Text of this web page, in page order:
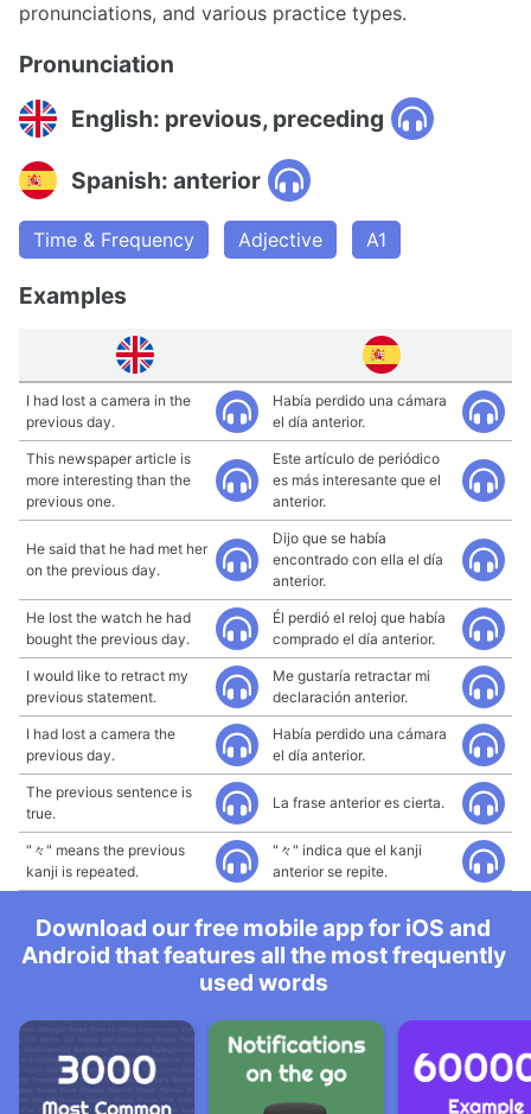
pronunciations, and various practice types.
Pronunciation
English: previous, preceding
Spanish: anterior
Time & Frequency Adjective A1
Examples
I had lost a camera in the
previous day.
Había perdido una cámara
el día anterior.
This newspaper article is
more interesting than the
previous one.
Este artículo de periódico
es más interesante que el
anterior.
He said that he had met her
on the previous day.
Dijo que se había
encontrado con ella el día
anterior.
He lost the watch he had
bought the previous day.
Él perdió el reloj que había
comprado el día anterior.
I would like to retract my
previous statement.
Me gustaría retractar mi
declaración anterior.
I had lost a camera the
previous day.
Había perdido una cámara
el día anterior.
The previous sentence is
true.
La frase anterior es cierta.
"々" means the previous
kanji is repeated.
"々" indica que el kanji
anterior se repite.
Download our free mobile app for iOS and
Android that features all the most frequently
used words